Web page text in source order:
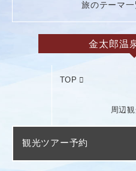
旅のテーマ一
金太郎温
TOP
周辺
観光ツアー予約